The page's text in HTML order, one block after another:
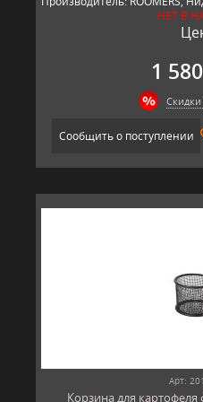
НЕТ В
1
Сообщить о поступлении
Арт:
Корзина для картофеля